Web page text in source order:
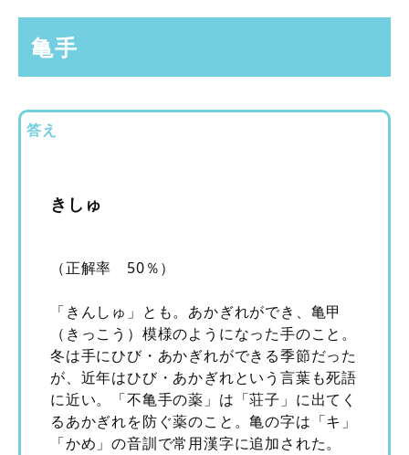
亀手
答え
きしゅ
（正解率 50％）
「きんしゅ」とも。あかぎれができ、亀甲
（きっこう）模様のようになった手のこと。
冬は手にひび・あかぎれができる季節だった
が、近年はひび・あかぎれという言葉も死語
に近い。「不亀手の薬」は「荘子」に出てく
るあかぎれを防ぐ薬のこと。亀の字は「キ」
「かめ」の音訓で常用漢字に追加された。